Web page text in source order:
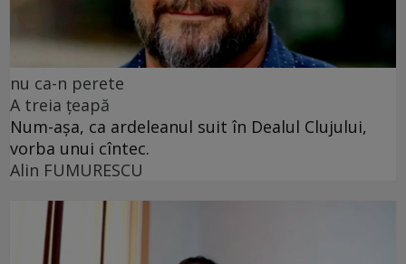
nu ca-n perete
A treia țeapă
Num-așa, ca ardeleanul suit în Dealul Clujului,
vorba unui cîntec.
Alin FUMURESCU